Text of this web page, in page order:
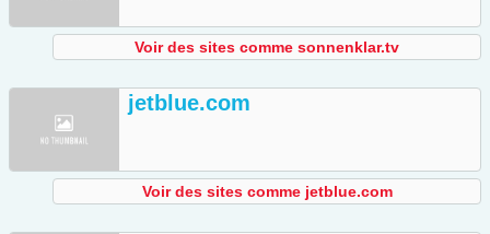
Voir des sites comme sonnenklar.tv
jetblue.com
Voir des sites comme jetblue.com